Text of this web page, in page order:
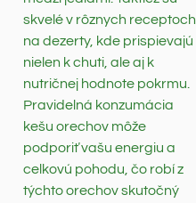
skvelé v rôznych receptoch
na dezerty, kde prispievajú
nielen k chuti, ale aj k
nutričnej hodnote pokrmu.
Pravidelná konzumácia
kešu orechov môže
podporiť vašu energiu a
celkovú pohodu, čo robí z
týchto orechov skutočný